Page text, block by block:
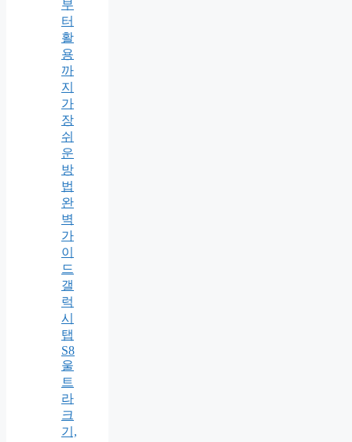
부
터
활
용
까
지
가
장
쉬
운
방
법
완
벽
가
이
드
갤
럭
시
탭
S8
울
트
라
크
기,